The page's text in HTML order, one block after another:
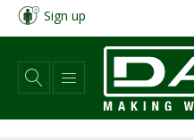
Pasar
contenido
principal
Sign up